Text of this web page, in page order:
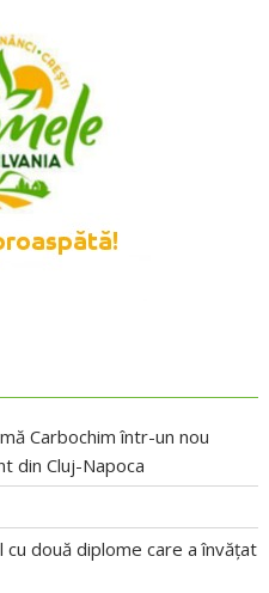
Carbochim într-un nou
din Cluj-Napoca
două diplome care a învățat